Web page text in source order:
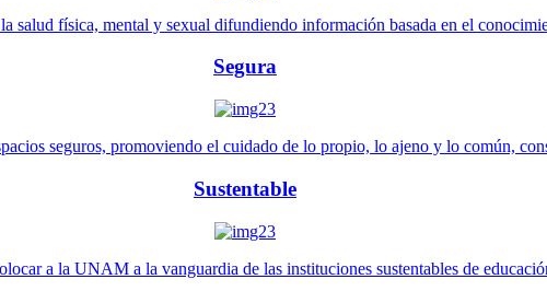
salud física, mental y sexual difundiendo información basada en el
Segura
seguros, promoviendo el cuidado de lo propio, lo ajeno y lo común,
Sustentable
a la UNAM a la vanguardia de las instituciones sustentables de